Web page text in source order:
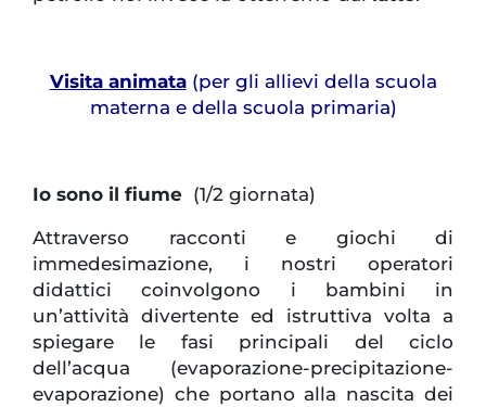
Visita animata (per gli allievi della scuola
materna e della scuola primaria)
Io sono il fiume (1/2 giornata)
Attraverso racconti e giochi di
immedesimazione, i nostri operatori
didattici coinvolgono i bambini in
un’attività divertente ed istruttiva volta a
spiegare le fasi principali del ciclo
dell’acqua (evaporazione-precipitazione-
evaporazione) che portano alla nascita dei